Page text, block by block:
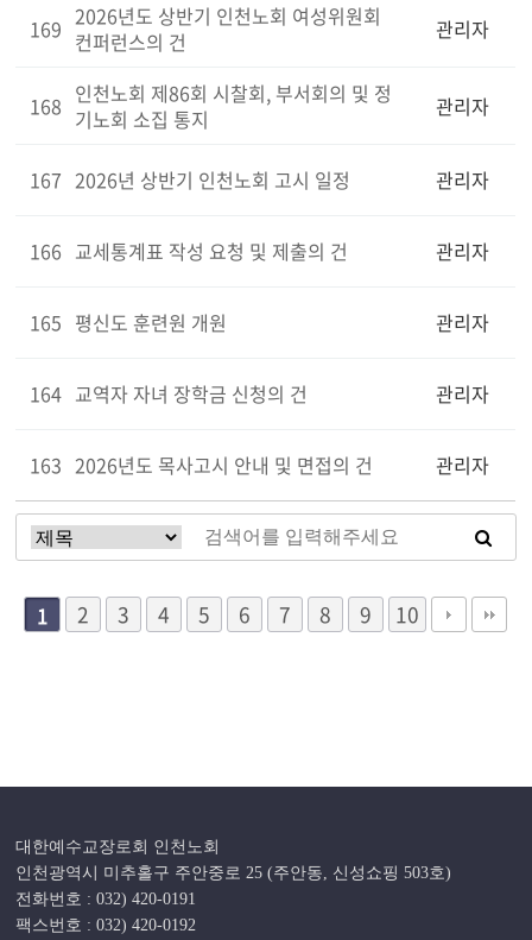
169 2026년도 상반기 인천노회 여성위원회
컨퍼런스의 건
관리자
168 인천노회 제86회 시찰회, 부서회의 및 정
기노회 소집 통지
관리자
167 2026년 상반기 인천노회 고시 일정 관리자
166 교세통계표 작성 요청 및 제출의 건 관리자
165 평신도 훈련원 개원 관리자
164 교역자 자녀 장학금 신청의 건 관리자
163 2026년도 목사고시 안내 및 면접의 건 관리자
1 2 3 4 5 6 7 8 9 10
대한예수교장로회 인천노회
인천광역시 미추홀구 주안중로 25 (주안동, 신성쇼핑 503호)
전화번호 : 032) 420-0191
팩스번호 : 032) 420-0192